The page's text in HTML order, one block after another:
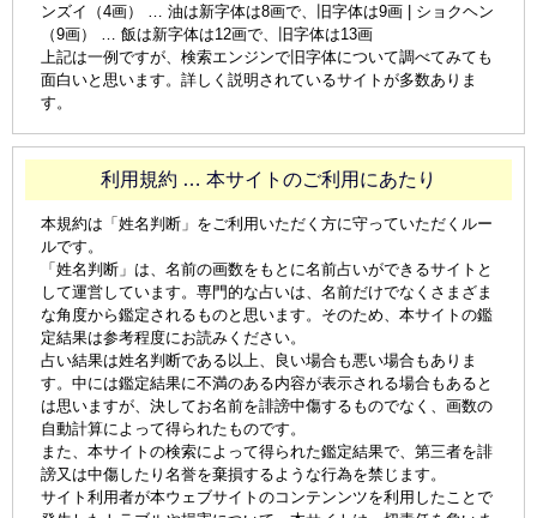
ンズイ（4画） … 油は新字体は8画で、旧字体は9画 | ショクヘン
（9画） … 飯は新字体は12画で、旧字体は13画
上記は一例ですが、検索エンジンで旧字体について調べてみても
面白いと思います。詳しく説明されているサイトが多数ありま
す。
利用規約 … 本サイトのご利用にあたり
本規約は「姓名判断」をご利用いただく方に守っていただくルー
ルです。
「姓名判断」は、名前の画数をもとに名前占いができるサイトと
して運営しています。専門的な占いは、名前だけでなくさまざま
な角度から鑑定されるものと思います。そのため、本サイトの鑑
定結果は参考程度にお読みください。
占い結果は姓名判断である以上、良い場合も悪い場合もありま
す。中には鑑定結果に不満のある内容が表示される場合もあると
は思いますが、決してお名前を誹謗中傷するものでなく、画数の
自動計算によって得られたものです。
また、本サイトの検索によって得られた鑑定結果で、第三者を誹
謗又は中傷したり名誉を棄損するような行為を禁じます。
サイト利用者が本ウェブサイトのコンテンンツを利用したことで